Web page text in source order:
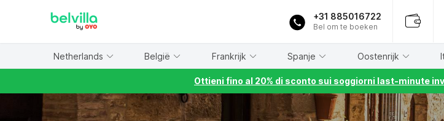
+31 885016722
Bel om te boeken
Netherlands België Frankrijk Spanje Oostenrijk
Ottieni fino al 20% di sconto sui soggiorni last-minute